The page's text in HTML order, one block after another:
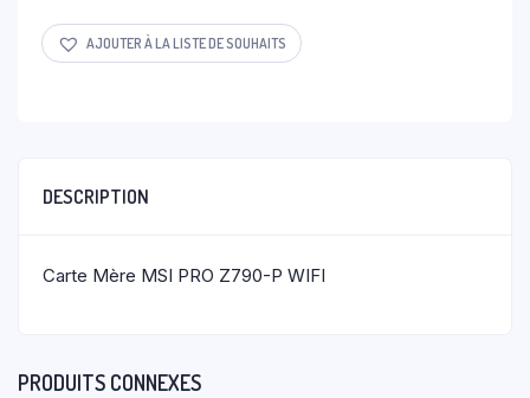
AJOUTER À LA LISTE DE SOUHAITS
DESCRIPTION
Carte Mère MSI PRO Z790-P WIFI
PRODUITS CONNEXES